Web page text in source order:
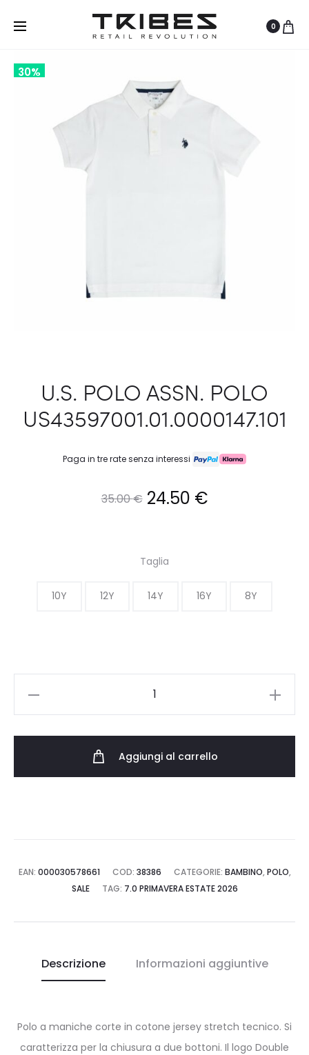
0
30%
U.S. POLO ASSN. POLO
US43597001.01.0000147.101
Paga in tre rate senza interessi
35.00€ Il
originale
era:
24.50 €Il
è:
Taglia
10Y 12Y 14Y 16Y 8Y
US43597001.01.0000147.101
Aggiungi al carrello
EAN: 000030578661 COD: 38386 CATEGORIE: BAMBINO, POLO,
SALE
TAG: 7.0 PRIMAVERA ESTATE 2026
Descrizione Informazioni aggiuntive
Polo a maniche corte in cotone jersey stretch tecnico. Si
caratterizza per la chiusura a due bottoni. Il logo Double